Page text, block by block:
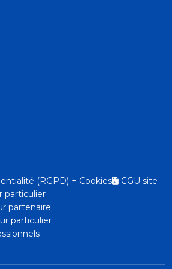
ampoules feux de
ampoules feux de route
Apple CarPlay. Android Auto. 0.
durde
inclut musique en streaming
gérant téléphone et
(RGPD) + Cookies
CGU site
particulier
partenaire
particulier